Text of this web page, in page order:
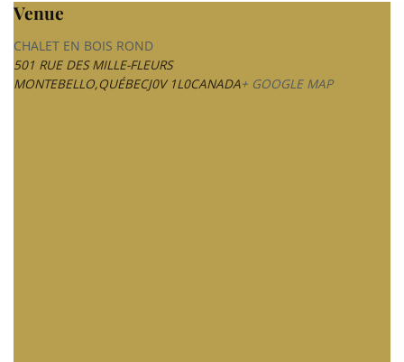
Venue
CHALET EN BOIS ROND
501 RUE DES MILLE-FLEURS
MONTEBELLO,QUÉBECJ0V 1L0CANADA+ GOOGLE MAP